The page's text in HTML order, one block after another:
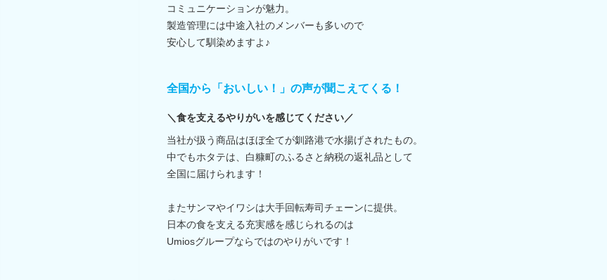
コミュニケーションが魅力。
製造管理には中途入社のメンバーも多いので
安心して馴染めますよ♪
全国から「おいしい！」の声が聞こえてくる！
＼食を支えるやりがいを感じてください／
当社が扱う商品はほぼ全てが釧路港で水揚げされたもの。
中でもホタテは、白糠町のふるさと納税の返礼品として
全国に届けられます！
またサンマやイワシは大手回転寿司チェーンに提供。
日本の食を支える充実感を感じられるのは
Umiosグループならではのやりがいです！